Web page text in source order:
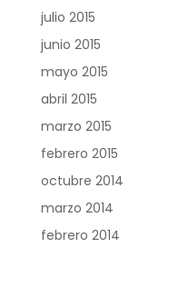
julio 2015
junio 2015
mayo 2015
abril 2015
marzo 2015
febrero 2015
octubre 2014
marzo 2014
febrero 2014